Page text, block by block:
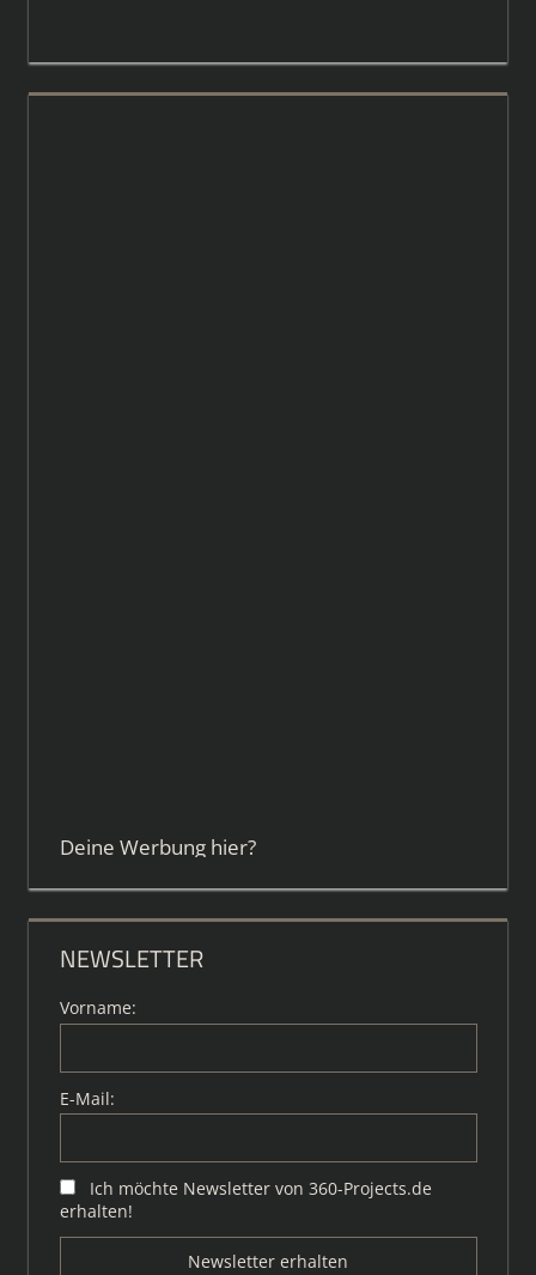
Deine Werbung hier?
NEWSLETTER
Vorname:
E-Mail:
Ich möchte Newsletter von 360-Projects.de
erhalten!